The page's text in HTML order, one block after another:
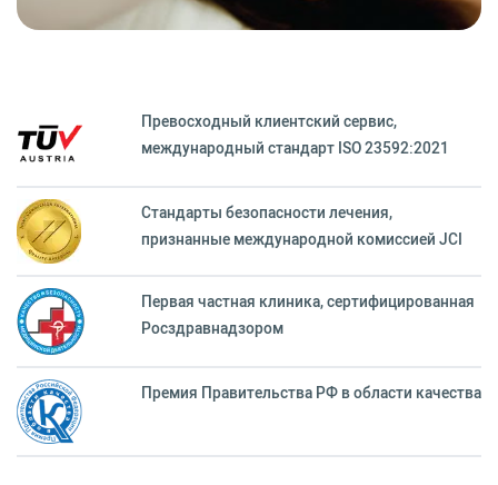
Превосходный клиентский сервиc,
международный стандарт ISO 23592:2021
Стандарты безопасности лечения,
признанные международной комиссией JCI
Первая частная клиника, сертифицированная
Росздравнадзором
Премия Правительства РФ в области качества